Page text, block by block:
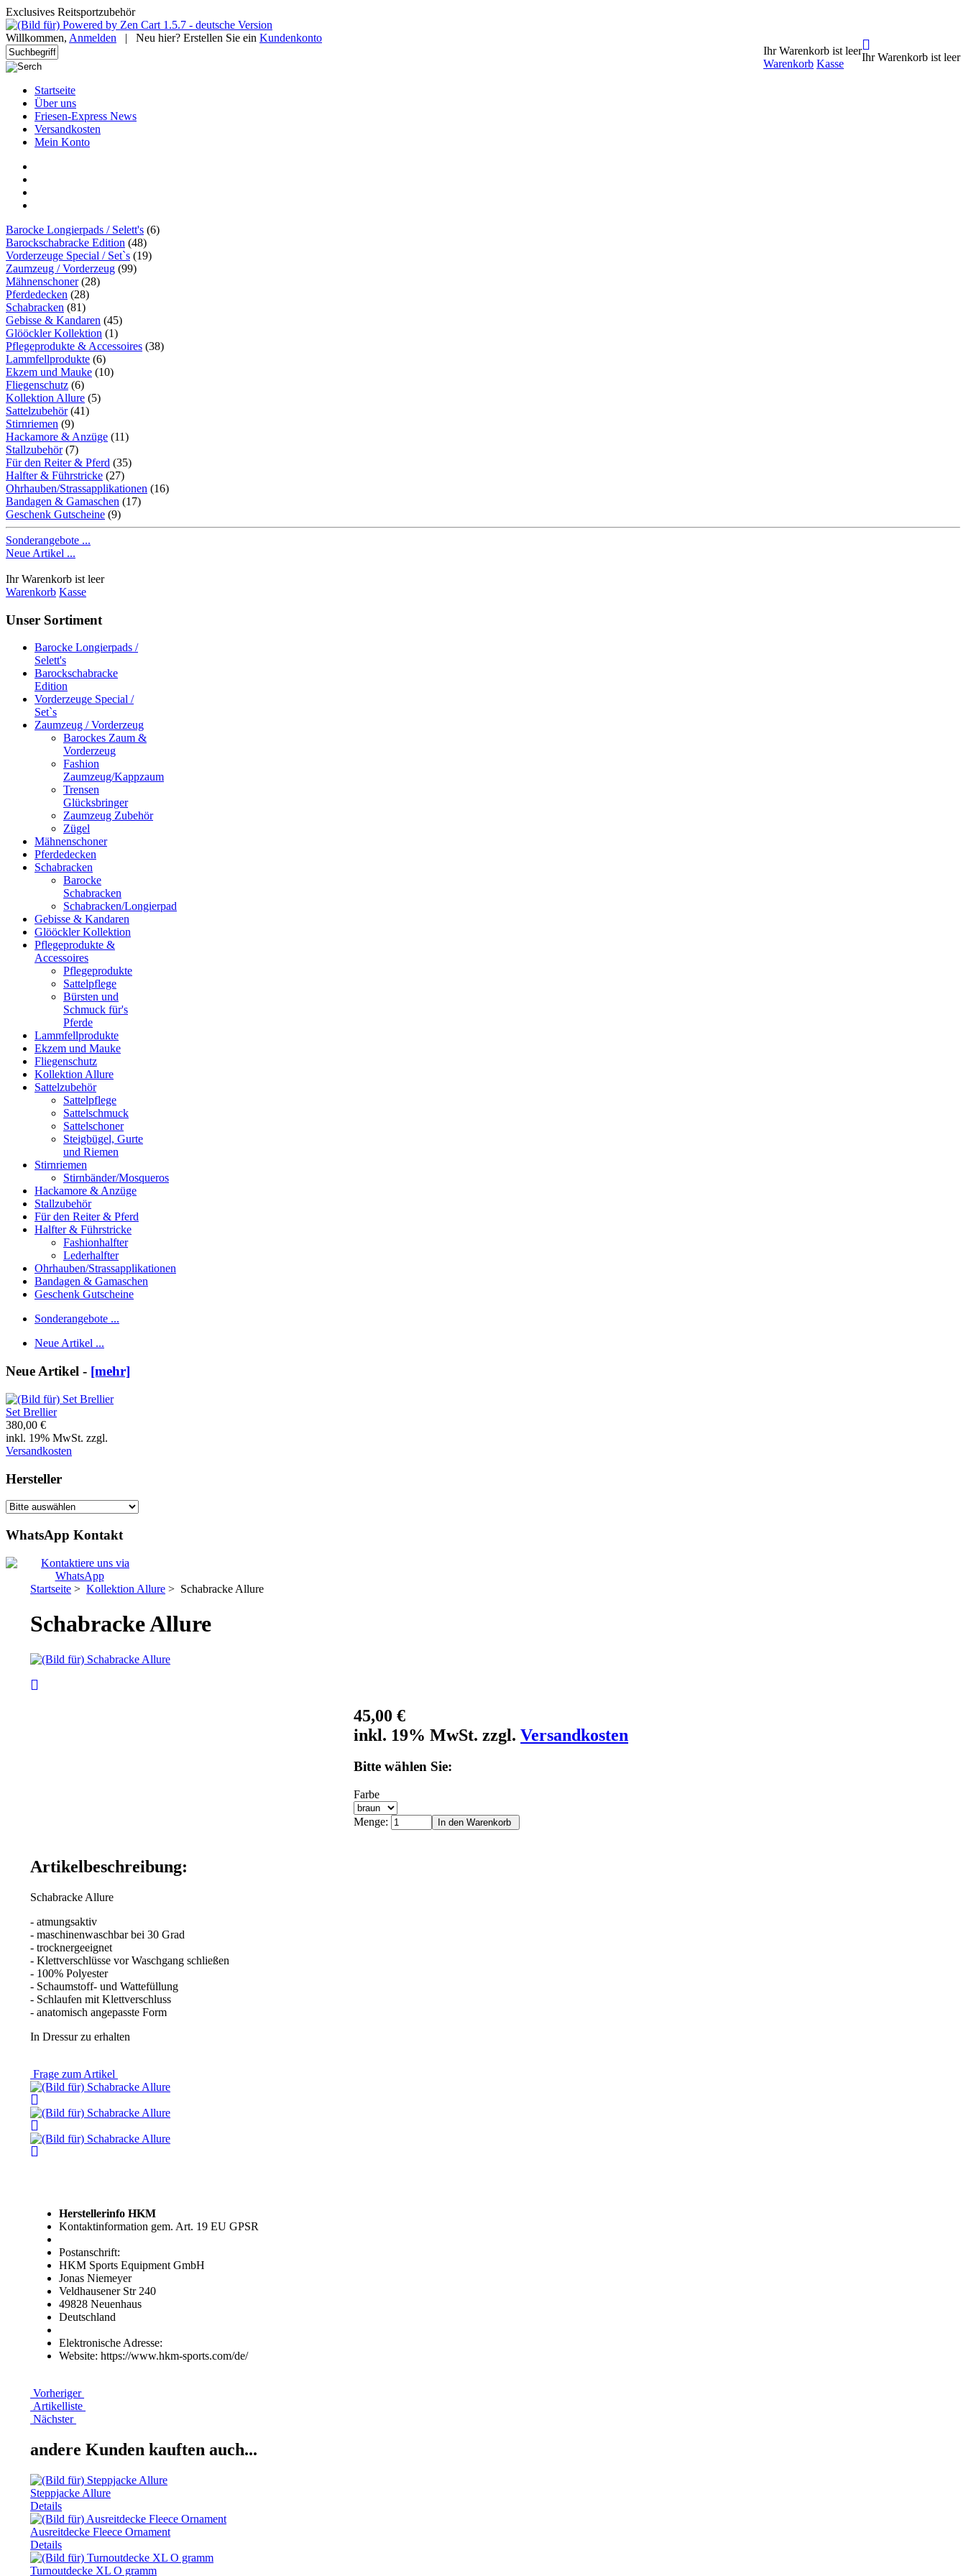
Exclusives Reitsportzubehör
Ihr Warenkorb ist leer
Warenkorb Kasse
Ihr Warenkorb ist leer
Willkommen, Anmelden | Neu hier? Erstellen Sie ein Kundenkonto
Startseite
Über uns
Friesen-Express News
Versandkosten
Mein Konto
Barocke Longierpads / Selett's (6)
Barockschabracke Edition (48)
Vorderzeuge Special / Set`s (19)
Zaumzeug / Vorderzeug (99)
Mähnenschoner(28)
Pferdedecken (28)
Schabracken (81)
Gebisse & Kandaren (45)
Glööckler Kollektion (1)
Pflegeprodukte & Accessoires (38)
Lammfellprodukte (6)
Ekzem und Mauke (10)
Fliegenschutz (6)
Kollektion Allure (5)
Sattelzubehör(41)
Stirnriemen (9)
Hackamore & Anzüge (11)
Stallzubehör(7)
Für den Reiter & Pferd (35)
Halfter & Führstricke (27)
Ohrhauben/Strassapplikationen (16)
Bandagen & Gamaschen (17)
Geschenk Gutscheine (9)
Sonderangebote ...
Neue Artikel ...
Ihr Warenkorb ist leer
Warenkorb Kasse
Unser Sortiment
Barocke Longierpads /
Selett's
Barockschabracke
Edition
Vorderzeuge Special /
Set`s
Zaumzeug / Vorderzeug
Barockes Zaum &
Vorderzeug
Fashion
Zaumzeug/Kappzaum
Trensen
Glücksbringer
Zaumzeug Zubehör
Zügel
Mähnenschoner
Pferdedecken
Schabracken
Barocke
Schabracken
Schabracken/Longierpad
Gebisse & Kandaren
Glööckler Kollektion
Pflegeprodukte &
Accessoires
Pflegeprodukte
Sattelpflege
Bürsten und
Schmuck für's
Pferde
Lammfellprodukte
Ekzem und Mauke
Fliegenschutz
Kollektion Allure
Sattelzubehör
Sattelpflege
Sattelschmuck
Sattelschoner
Steigbügel, Gurte
und Riemen
Stirnriemen
Stirnbänder/Mosqueros
Hackamore & Anzüge
Stallzubehör
Für den Reiter & Pferd
Halfter & Führstricke
Fashionhalfter
Lederhalfter
Ohrhauben/Strassapplikationen
Bandagen & Gamaschen
Geschenk Gutscheine
Sonderangebote ...
Neue Artikel ...
Neue Artikel - [mehr]
Set Brellier
380,00 €
inkl. 19% MwSt. zzgl.
Versandkosten
Hersteller
WhatsApp Kontakt
Startseite >Kollektion Allure > Schabracke Allure
Schabracke Allure
45,00 €
inkl. 19% MwSt. zzgl.Versandkosten
Bitte wählen Sie:
Farbe
Menge:
Artikelbeschreibung:
Schabracke Allure
- atmungsaktiv
- maschinenwaschbar bei 30 Grad
- trocknergeeignet
- Klettverschlüsse vor Waschgang schließen
- 100% Polyester
- Schaumstoff- und Wattefüllung
- Schlaufen mit Klettverschluss
- anatomisch angepasste Form
In Dressur zu erhalten
Frage zum Artikel
Herstellerinfo HKM
Kontaktinformation gem. Art. 19 EU GPSR
Postanschrift:
HKM Sports Equipment GmbH
Jonas Niemeyer
Veldhausener Str 240
49828 Neuenhaus
Deutschland
Elektronische Adresse:
Website: https://www.hkm-sports.com/de/
Vorheriger
Artikelliste
Nächster
andere Kunden kauften auch...
Steppjacke Allure
Details
Ausreitdecke Fleece Ornament
Details
Turnoutdecke XL O gramm